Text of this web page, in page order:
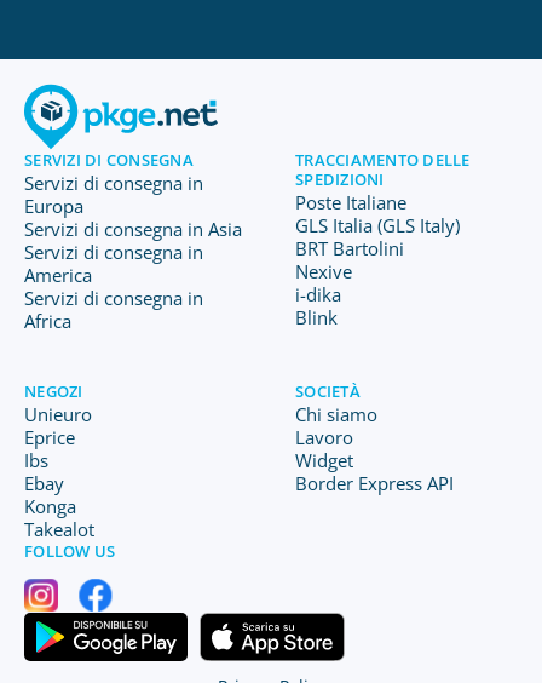
SERVIZI DI CONSEGNA
Servizi di consegna in
Europa
Servizi di consegna in Asia
Servizi di consegna in
America
Servizi di consegna in
Africa
TRACCIAMENTO DELLE
SPEDIZIONI
Poste Italiane
GLS Italia (GLS Italy)
BRT Bartolini
Nexive
i-dika
Blink
NEGOZI
Unieuro
Eprice
Ibs
Ebay
Konga
Takealot
SOCIETÀ
Chi siamo
Lavoro
Widget
Border Express API
FOLLOW US